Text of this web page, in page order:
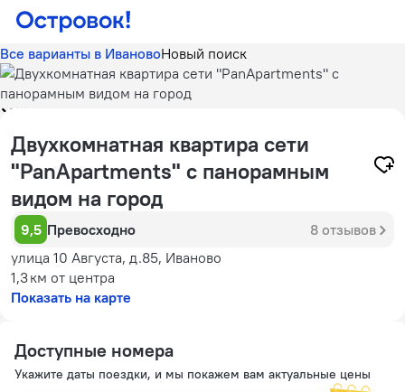
Все варианты в ИвановоНовый поиск
Двухкомнатная квартира сети
"PanApartments" с панорамным
видом на город
9,5 Превосходно
8 отзывов
улица 10 Августа, д.85, Иваново
1,3 км от центра
Показать на карте
Доступные номера
Укажите даты поездки, и мы покажем вам актуальные цены